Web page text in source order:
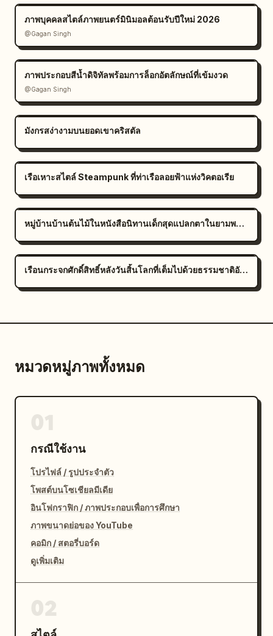
ภาพบุคคลสไตล์ภาพยนตร์มินิมอลต้อนรับปีใหม่ 2026
@Gagan Singh
ภาพประกอบสีน้ำดิจิทัลพร้อมการล็อกอัตลักษณ์ที่เข้มงวด
@Gagan Singh
มังกรสง่างามบนยอดเขาคริสตัล
เรือเหาะสไตล์ Steampunk ที่ท่าเรือลอยฟ้าแห่งวิคตอเรีย
หมู่บ้านบ้านต้นไม้ในหนังสือนิทานเด็กสุดแปลกตาในยามพลบค่ำ
เรือนกระจกศักดิ์สิทธิ์หลังวันสิ้นโลกที่เต็มไปด้วยธรรมชาติอันเขียวชอุ่ม
หมวดหมู่ภาพทั้งหมด
กรณีใช้งาน
โปรไฟล์ / รูปประจำตัว
โพสต์บนโซเชียลมีเดีย
อินโฟกราฟิก / ภาพประกอบเพื่อการศึกษา
ภาพขนาดย่อของ YouTube
คอมิก / สตอรี่บอร์ด
ดูเพิ่มเติม